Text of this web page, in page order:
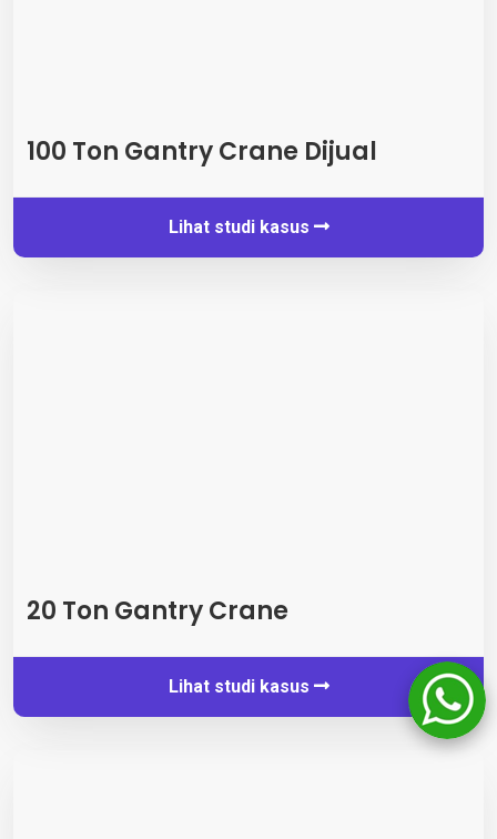
100 Ton Gantry Crane Dijual
Lihat studi kasus
20 Ton Gantry Crane
Lihat studi kasus